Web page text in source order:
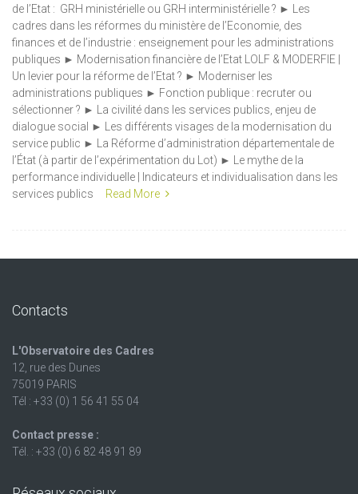
de l’Etat : GRH ministérielle ou GRH interministérielle ? ► Les
cadres dans les réformes du ministère de l’Economie, des
finances et de l’industrie : enseignement pour les administrations
publiques ► Modernisation financière de l’Etat LOLF & MODERFIE |
Un levier pour la réforme de l’Etat ? ► Moderniser les
administrations publiques ► Fonction publique : recruter ou
sélectionner ? ► La civilité dans les services publics, enjeu de
dialogue social ► Les différents visages de la modernisation du
service public ► La Réforme d’administration départementale de
l’État (à partir de l’expérimentation du Lot) ► Le mythe de la
performance individuelle | Indicateurs et individualisation dans les
services publics Read More
Contacts
L'Observatoire des Cadres
12, rue des Dunes
75019 PARIS
Tél : +33 (0) 1 56 41 55 04
Contact presse :
Tél. : +33 (0) 6 82 48 91 89